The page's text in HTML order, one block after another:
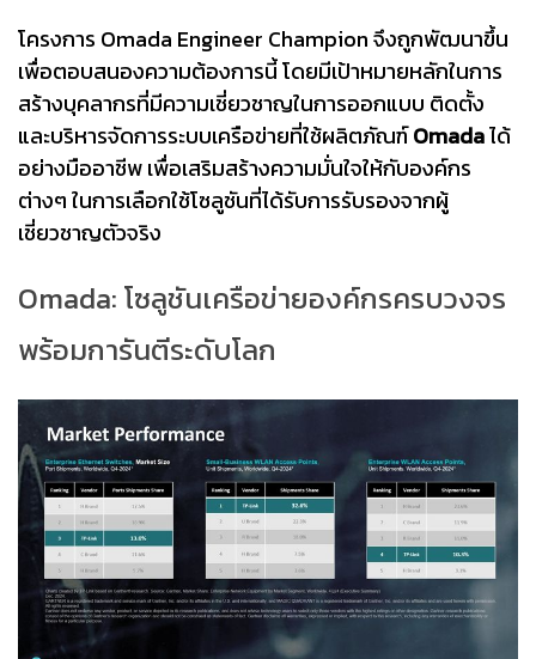
โครงการ Omada Engineer Champion จึงถูกพัฒนาขึ้น
เพื่อตอบสนองความต้องการนี้ โดยมีเป้าหมายหลักในการ
สร้างบุคลากรที่มีความเชี่ยวชาญในการออกแบบ ติดตั้ง
และบริหารจัดการระบบเครือข่ายที่ใช้ผลิตภัณฑ์Omadaได้
อย่างมืออาชีพ เพื่อเสริมสร้างความมั่นใจให้กับองค์กร
ต่างๆ ในการเลือกใช้โซลูชันที่ได้รับการรับรองจากผู้
เชี่ยวชาญตัวจริง
Omada: โซลูชันเครือข่ายองค์กรครบวงจร
พร้อมการันตีระดับโลก